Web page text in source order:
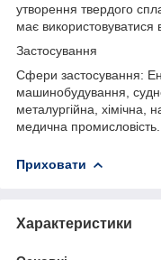
утворення твердого
має використовуватися
Застосування
Сфери застосування:
машинобудування,
металургійна, хімічна,
медична промисловість.
Приховати
Характеристики